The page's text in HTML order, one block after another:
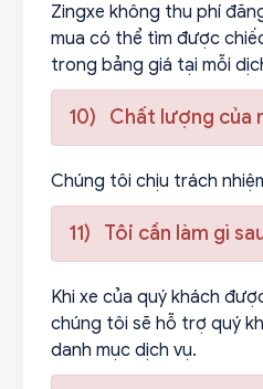
Zingxe không thu phí
mua có thể tìm được
trong bảng giá tại mỗi
10) Chất lượng của
Chúng tôi chịu trách
11) Tôi cần làm gì
Khi xe của quý khách
chúng tôi sẽ hỗ trợ quý
danh mục dịch vụ.